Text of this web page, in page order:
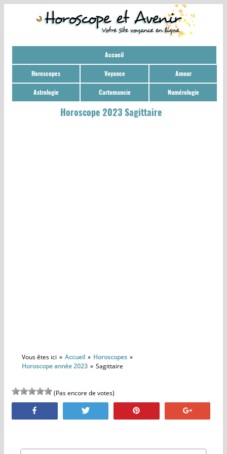
Accueil
Horoscopes Voyance Amour
Astrologie Cartomancie Numérologie
Horoscope 2023 Sagittaire
Vous êtes ici Accueil
Horoscopes
Horoscope année 2023
Sagittaire
(Pas encore de votes)